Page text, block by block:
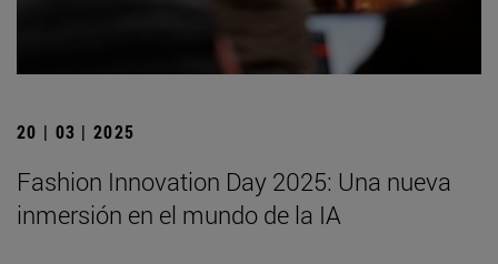
20 | 03 | 2025
Fashion Innovation Day 2025: Una nueva
inmersión en el mundo de la IA